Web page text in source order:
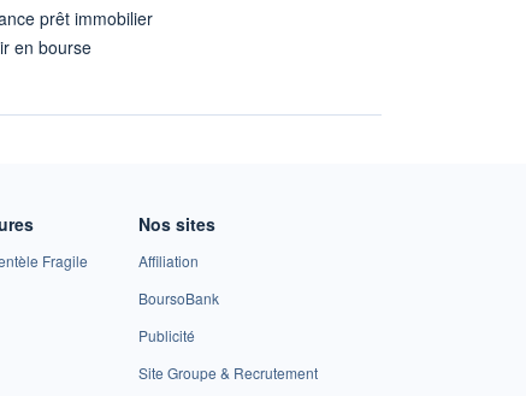
prêt immobilier
en bourse
Fragile
Nos sites
Affiliation
BoursoBank
Publicité
Site Groupe & Recrutement